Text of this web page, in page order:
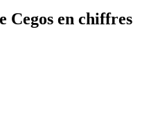
Cegos en chiffres